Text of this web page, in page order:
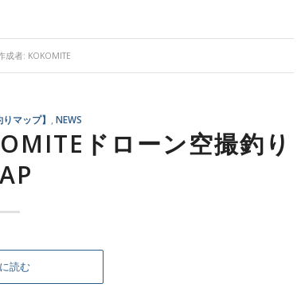
成者: KOKOMITE
マップ】 NEWS
ドローン空撮釣り
読む